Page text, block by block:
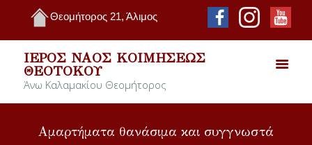
Θεομήτορος 21, Άλιμος
ΙΕΡΌΣ ΝΑΌΣ ΚΟΙΜΉΣΕΩΣ
ΘΕΟΤΌΚΟΥ
Άνω Καλαμακίου Θεομήτορος
Αμαρτήματα θανάσιμα και συγγνωστά